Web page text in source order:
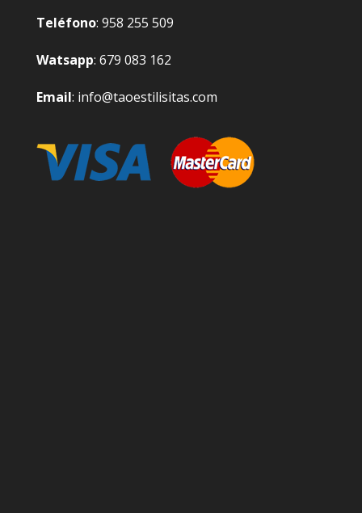
Teléfono: 958 255 509
Watsapp: 679 083 162
Email: info@taoestilisitas.com